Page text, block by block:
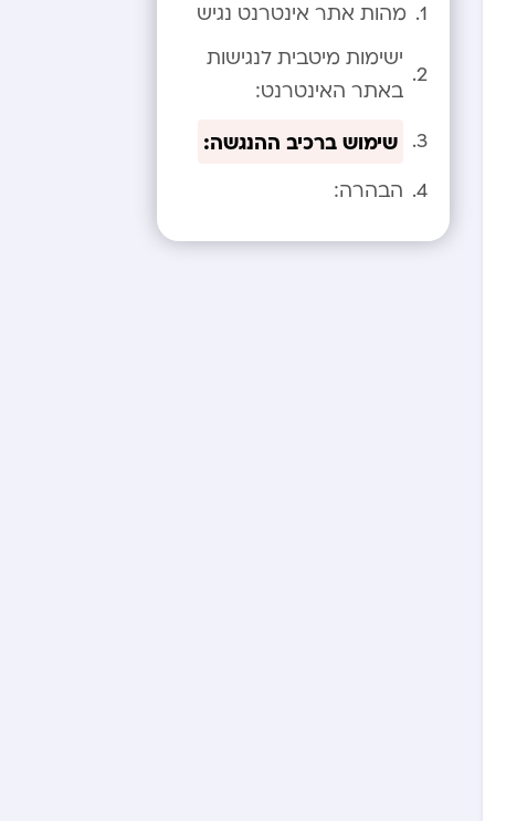
מהות אתר אינטרנט נגיש
ישימות מיטבית לנגישות
באתר האינטרנט:
שימוש ברכיב ההנגשה:
הבהרה: